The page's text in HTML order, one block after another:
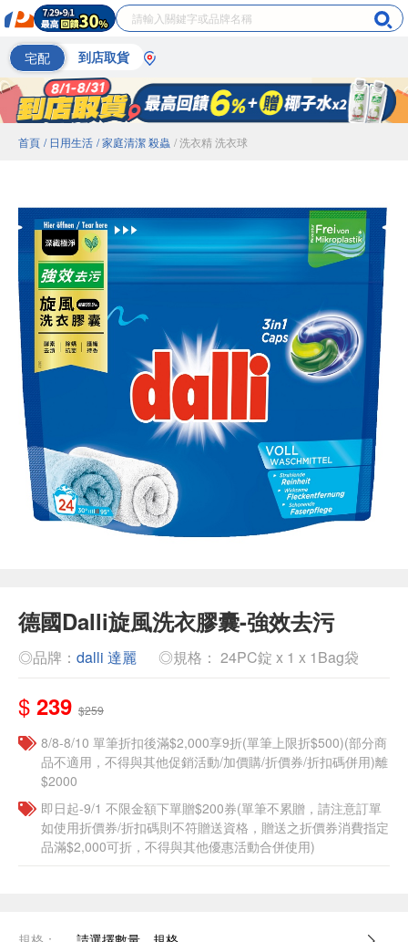
宅配 到店取貨
首頁 / 日用生活 / 家庭清潔 殺蟲 / 洗衣精 洗衣球
德國Dalli旋風洗衣膠囊-強效去污
◎品牌： dalli 達麗 ◎規格： 24PC錠 x 1 x 1Bag袋
$ 239 $259
8/8-8/10 單筆折扣後滿$2,000享9折(單筆上限折$500)(部分商
品不適用，不得與其他促銷活動/加價購/折價券/折扣碼併用)離
$2000
即日起-9/1 不限金額下單贈$200券(單筆不累贈，請注意訂單
如使用折價券/折扣碼則不符贈送資格，贈送之折價券消費指定
品滿$2,000可折，不得與其他優惠活動合併使用)